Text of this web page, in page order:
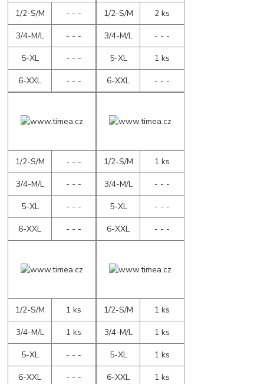
1/2-S/M
- - -
3/4-M/L
- - -
5-XL
- - -
6-XXL
- - -
1/2-S/M
2 ks
3/4-M/L
- - -
5-XL
1 ks
6-XXL
- - -
1/2-S/M
- - -
3/4-M/L
- - -
5-XL
- - -
6-XXL
- - -
1/2-S/M
1 ks
3/4-M/L
- - -
5-XL
- - -
6-XXL
- - -
1/2-S/M
1 ks
3/4-M/L
1 ks
5-XL
- - -
6-XXL
- - -
1/2-S/M
1 ks
3/4-M/L
1 ks
5-XL
1 ks
6-XXL
1 ks